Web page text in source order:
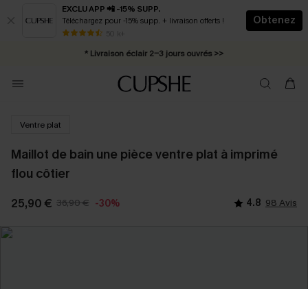
EXCLU APP 📲 -15% SUPP.
Téléchargez pour -15% supp. + livraison offerts !
50 k+
Obtenez
* Livraison éclair 2-3 jours ouvrés >>
Abonnement E-mail : -25% dès 4 achetés >>
Ventre plat
Maillot de bain une pièce ventre plat à imprimé
flou côtier
25,90 € 36,90 € -30% 4.8 98 Avis